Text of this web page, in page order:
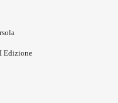
Edizione